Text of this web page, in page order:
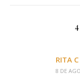
RITA C
8 DE